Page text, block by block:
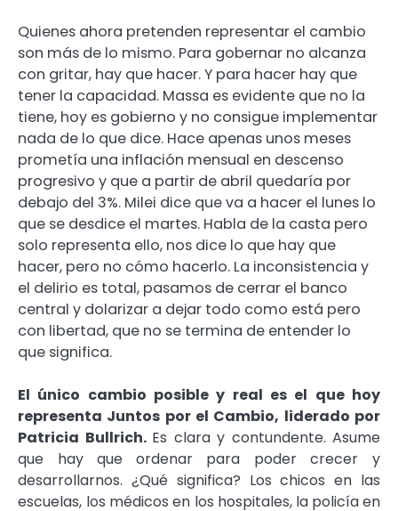
Quienes ahora pretenden representar el cambio
son más de lo mismo. Para gobernar no alcanza
con gritar, hay que hacer. Y para hacer hay que
tener la capacidad. Massa es evidente que no la
tiene, hoy es gobierno y no consigue implementar
nada de lo que dice. Hace apenas unos meses
prometía una inflación mensual en descenso
progresivo y que a partir de abril quedaría por
debajo del 3%. Milei dice que va a hacer el lunes lo
que se desdice el martes. Habla de la casta pero
solo representa ello, nos dice lo que hay que
hacer, pero no cómo hacerlo. La inconsistencia y
el delirio es total, pasamos de cerrar el banco
central y dolarizar a dejar todo como está pero
con libertad, que no se termina de entender lo
que significa.
El único cambio posible y real es el que hoy
representa Juntos por el Cambio, liderado por
Patricia Bullrich. Es clara y contundente. Asume
que hay que
ordenar para poder crecer y
desarrollarnos. ¿Qué significa? Los chicos en las
escuelas, los médicos en los hospitales, la policíaen